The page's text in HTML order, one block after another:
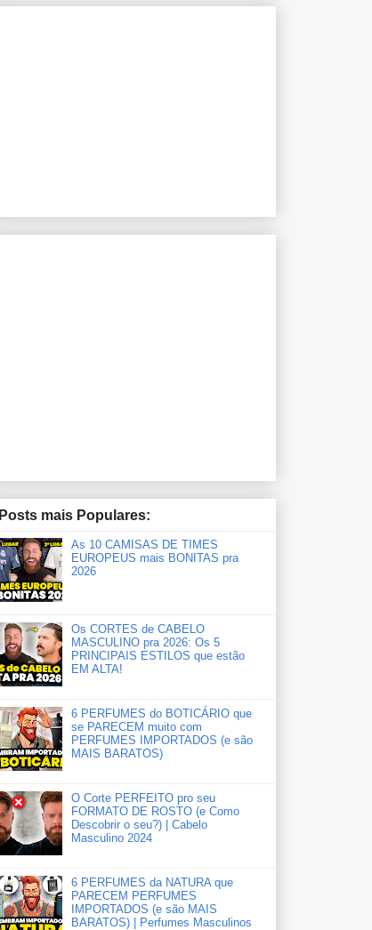
Posts mais Populares:
As 10 CAMISAS DE TIMES
EUROPEUS mais BONITAS pra
2026
Os CORTES de CABELO
MASCULINO pra 2026: Os 5
PRINCIPAIS ESTILOS que estão
EM ALTA!
6 PERFUMES do BOTICÁRIO que
se PARECEM muito com
PERFUMES IMPORTADOS (e são
MAIS BARATOS)
O Corte PERFEITO pro seu
FORMATO DE ROSTO (e Como
Descobrir o seu?) | Cabelo
Masculino 2024
6 PERFUMES da NATURA que
PARECEM PERFUMES
IMPORTADOS (e são MAIS
BARATOS) | Perfumes Masculinos